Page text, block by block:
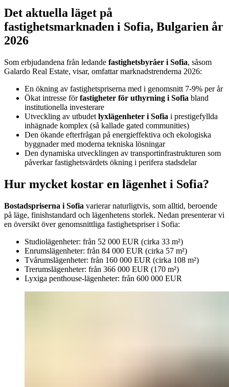
Det aktuella läget på
fastighetsmarknaden i Sofia, Bulgarien år
2026
Som erbjudandena från ledande fastighetsbyråer i Sofia, såsom
Galardo Real Estate, visar, omfattar marknadstrenderna 2026:
En ökning av fastighetspriserna med i genomsnitt 7-9% per år
Ökat intresse förfastigheter för uthyrning i Sofia bland
institutionella investerare
Utveckling av utbudet lyxlägenheter i Sofia i prestigefyllda
inhägnade komplex (så kallade gated communities)
Den ökande efterfrågan på energieffektiva och ekologiska
byggnader med moderna tekniska lösningar
Den dynamiska utvecklingen av transportinfrastrukturen som
påverkar fastighetsvärdets ökning i perifera stadsdelar
Hur mycket kostar en lägenhet i Sofia?
Bostadspriserna i Sofia varierar naturligtvis, som alltid, beroende
på läge, finishstandard och lägenhetens storlek. Nedan presenterar vi
en översikt över genomsnittliga fastighetspriser i Sofia:
Studiolägenheter: från 52 000 EUR (cirka 33 m²)
Enrumslägenheter: från 84 000 EUR (cirka 57 m²)
Tvårumslägenheter: från 160 000 EUR (cirka 108 m²)
Trerumslägenheter: från 366 000 EUR (170 m²)
Lyxiga penthouse-lägenheter: från 600 000 EUR